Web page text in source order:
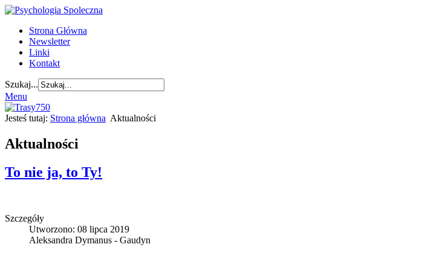
Strona Główna
Newsletter
Linki
Kontakt
Szukaj...
Menu
Jesteś tutaj: Strona główna Aktualności
Aktualności
To nie ja, to Ty!
Szczegóły
Utworzono: 08 lipca 2019
Aleksandra Dymanus - Gaudyn